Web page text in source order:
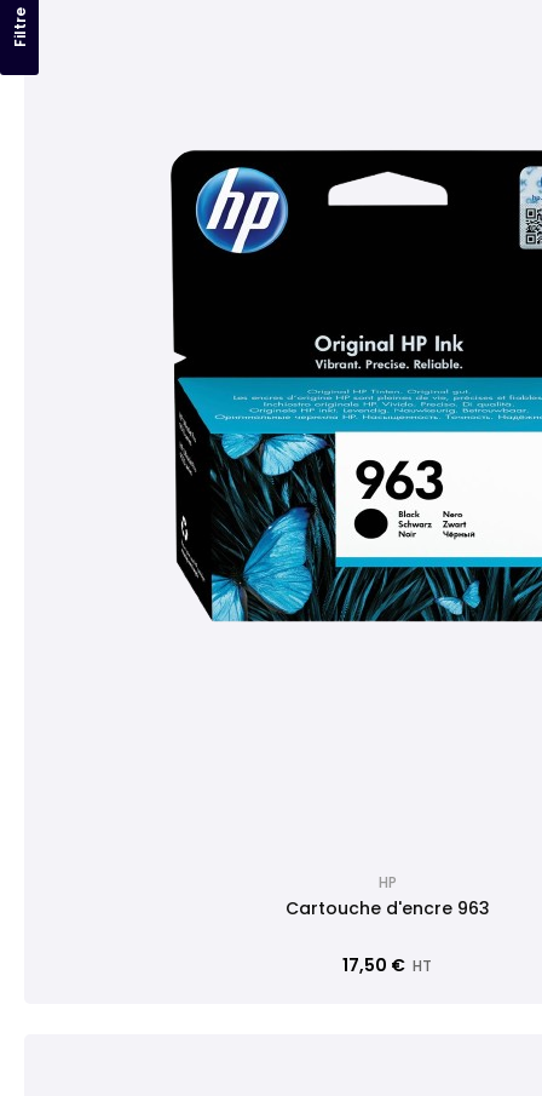
HP
Cartouche d'encre 963
17,50 € HT
Filtre